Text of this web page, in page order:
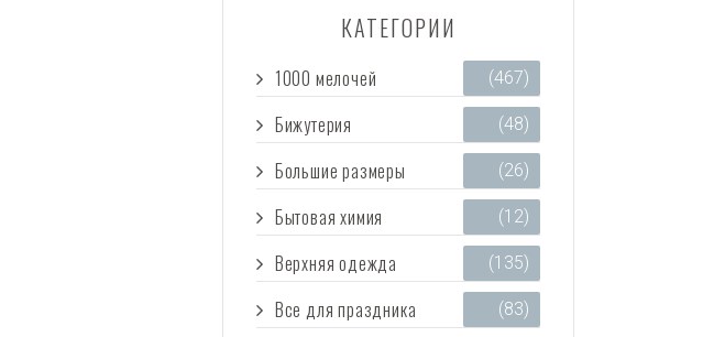
КАТЕГОРИИ
1000 мелочей (467)
Бижутерия (48)
Большие размеры (26)
Бытовая химия (12)
Верхняя одежда (135)
Все для праздника (83)